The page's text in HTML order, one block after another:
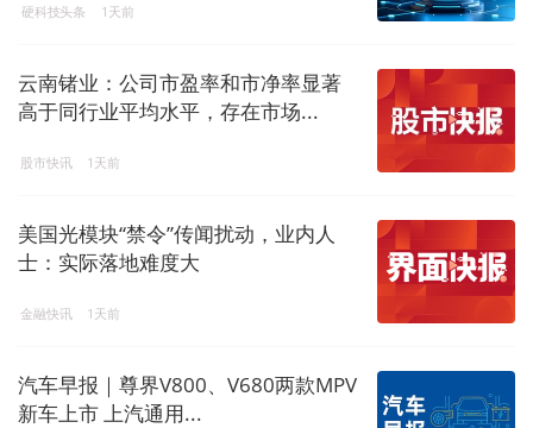
硬科技头条 1天前
云南锗业：公司市盈率和市净率显著
高于同行业平均水平，存在市场...
股市快讯 1天前
美国光模块“禁令”传闻扰动，业内人
士：实际落地难度大
金融快讯 1天前
汽车早报｜尊界V800、V680两款MPV
新车上市 上汽通用...